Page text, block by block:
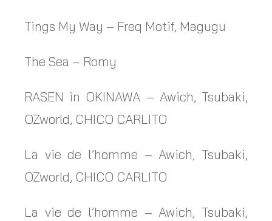
Tings My Way – Freq Motif, Magugu
The Sea – Romy
RASEN in OKINAWA – Awich, Tsubaki,
OZworld, CHICO CARLITO
La vie de l’homme – Awich, Tsubaki,
OZworld, CHICO CARLITO
La vie de l’homme – Awich, Tsubaki,